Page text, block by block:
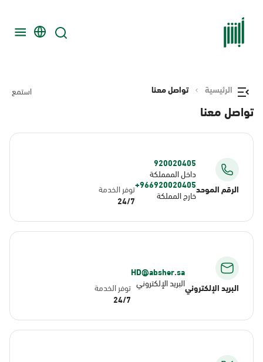
الرئيسية تواصل معنا استمع
تواصل معنا
الرقم الموحد
920020405
داخل الممملكة
966920020405+
خارج المملكة توفر الخدمة
24/7
البريد الإلكتروني
HD@absher.sa
البريد الإلكتروني توفر الخدمة
24/7